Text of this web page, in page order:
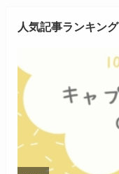
人気記事ランキング